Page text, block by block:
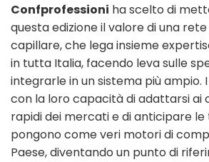
Confprofessioni ha scelto di
questa edizione il valore di una
capillare, che lega insieme
in tutta Italia, facendo leva sulle
integrarle in un sistema più ampio.
con la loro capacità di adattarsi ai
rapidi dei mercati e di anticipare le
pongono come veri motori di
Paese, diventando un punto di